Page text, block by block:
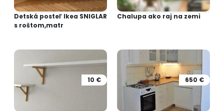
Detská posteľ Ikea SNIGLAR
s roštom,matr
Chalupa ako raj na zemi
10 € 650 €